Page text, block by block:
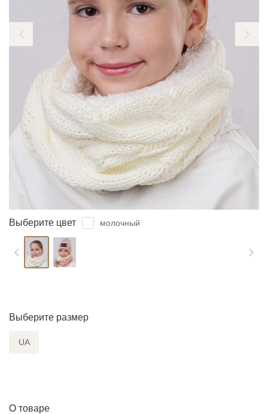
Выберите цвет молочный
Выберите размер
UA
О товаре